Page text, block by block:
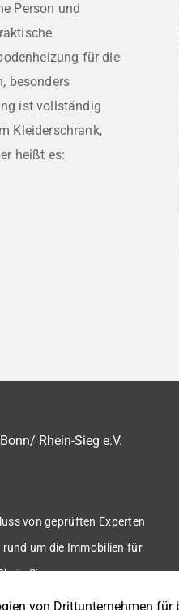
Person und
für die
besonders
ist vollständig
Kleiderschrank,
heißt es:
Rhein-Sieg e.V.
von geprüften Experten
um die Immobilien für
Sieg.